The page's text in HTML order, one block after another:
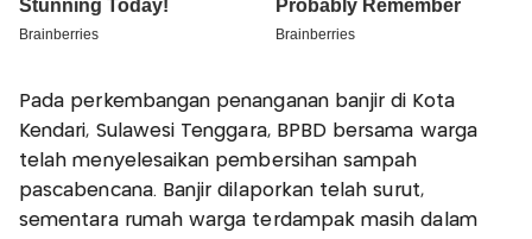
Pada perkembangan penanganan banjir di Kota
Kendari, Sulawesi Tenggara, BPBD bersama warga
telah menyelesaikan pembersihan sampah
pascabencana. Banjir dilaporkan telah surut,
sementara rumah warga terdampak masih dalam